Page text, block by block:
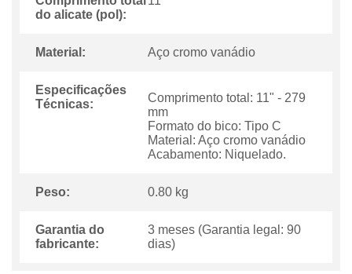
do alicate (pol):
Material: Aço cromo vanádio
Especificações
Técnicas:
Comprimento total: 11" - 279
mm
Formato do bico: Tipo C
Material: Aço cromo vanádio
Acabamento: Niquelado.
Peso: 0.80 kg
Garantia do
fabricante:
3 meses (Garantia legal: 90
dias)